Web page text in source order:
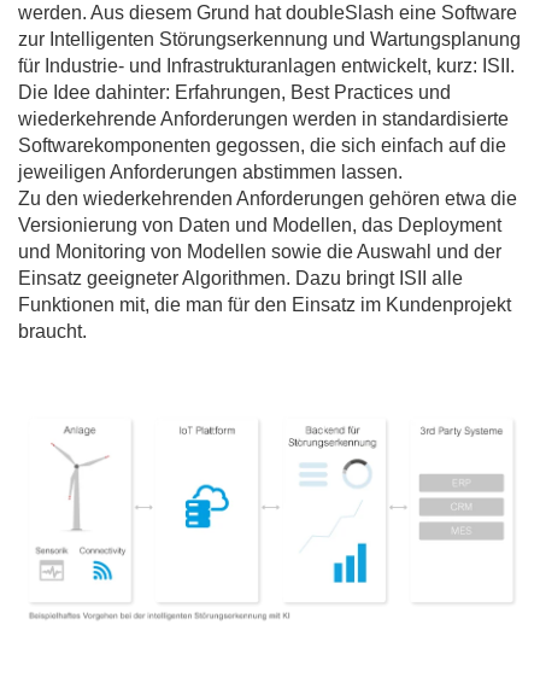
werden. Aus diesem Grund hat doubleSlash eine Software
zur Intelligenten Störungserkennung und Wartungsplanung
für Industrie- und Infrastrukturanlagen entwickelt, kurz: ISII.
Die Idee dahinter: Erfahrungen, Best Practices und
wiederkehrende Anforderungen werden in standardisierte
Softwarekomponenten gegossen, die sich einfach auf die
jeweiligen Anforderungen abstimmen lassen.
Zu den wiederkehrenden Anforderungen gehören etwa die
Versionierung von Daten und Modellen, das Deployment
und Monitoring von Modellen sowie die Auswahl und der
Einsatz geeigneter Algorithmen. Dazu bringt ISII alle
Funktionen mit, die man für den Einsatz im Kundenprojekt
braucht.